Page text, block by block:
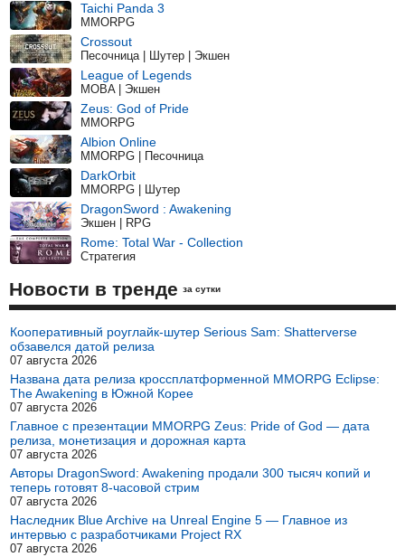
Taichi Panda 3
MMORPG
Crossout
Песочница | Шутер | Экшен
League of Legends
MOBA | Экшен
Zeus: God of Pride
MMORPG
Albion Online
MMORPG | Песочница
DarkOrbit
MMORPG | Шутер
DragonSword : Awakening
Экшен | RPG
Rome: Total War - Collection
Стратегия
Новости в тренде за сутки
Кооперативный роуглайк-шутер Serious Sam: Shatterverse
обзавелся датой релиза
07 августа 2026
Названа дата релиза кроссплатформенной MMORPG Eclipse:
The Awakening в Южной Корее
07 августа 2026
Главное с презентации MMORPG Zeus: Pride of God — дата
релиза, монетизация и дорожная карта
07 августа 2026
Авторы DragonSword: Awakening продали 300 тысяч копий и
теперь готовят 8-часовой стрим
07 августа 2026
Наследник Blue Archive на Unreal Engine 5 — Главное из
интервью с разработчиками Project RX
07 августа 2026